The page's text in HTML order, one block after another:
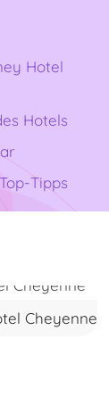
Hotel
Hotels
Tipps
Cheyenne